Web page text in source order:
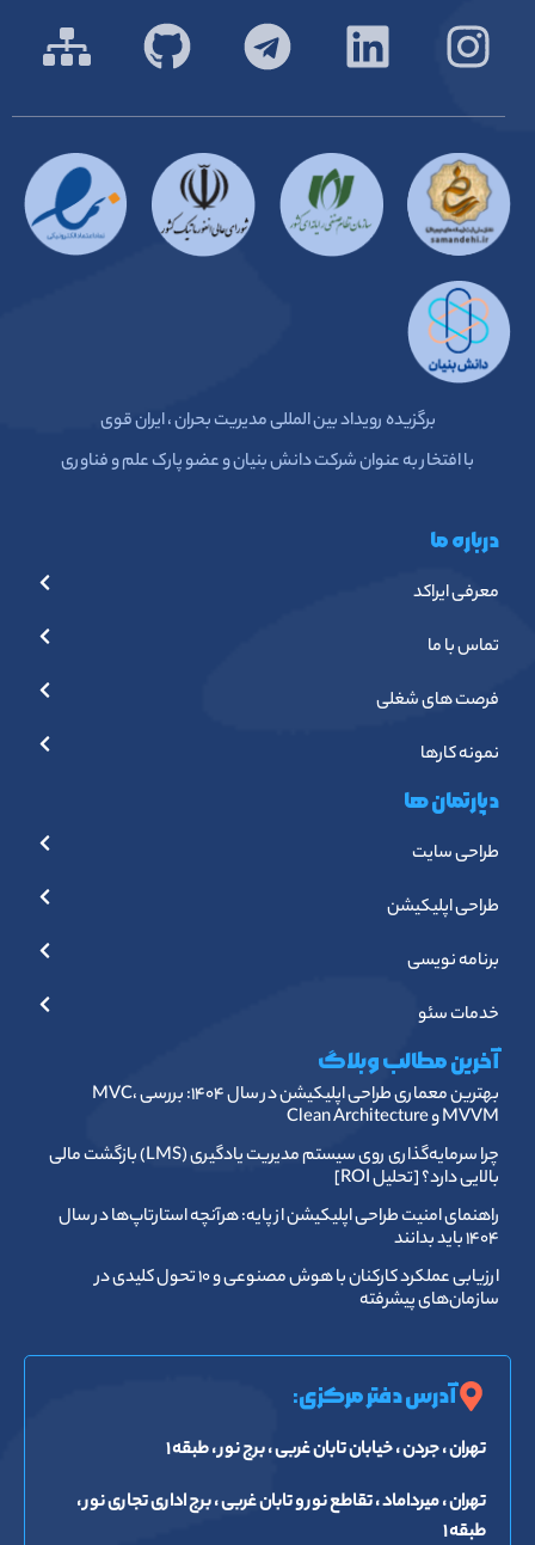
درباره ما
معرفی ایراکد
تماس با ما
فرصت های شغلی
نمونه کارها
دپارتمان ها
طراحی سایت
طراحی اپلیکیشن
برنامه نویسی
خدمات سئو
آخرین مطالب وبلاگ
بهترین معماری طراحی اپلیکیشن در سال ۱۴۰۴: بررسی MVC،
MVVM و Clean Architecture
چرا سرمایه‌گذاری روی سیستم مدیریت یادگیری (LMS) بازگشت مالی
بالایی دارد؟ [تحلیل ROI]
راهنمای امنیت طراحی اپلیکیشن از پایه: هرآنچه استارتاپ‌ها در سال
۱۴۰۴ باید بدانند
ارزیابی عملکرد کارکنان با هوش مصنوعی و ۱۰ تحول کلیدی در
سازمان‌های پیشرفته
آدرس دفتر مرکزی:
تهران ، جردن ، خیابان تابان غربی ، برج نور ، طبقه ۱
تهران ، میرداماد ، تقاطع نور و تابان غربی ، برج اداری تجاری نور ،
طبقه ۱
برگزیده رویداد بین المللی مدیریت بحران ، ایران قوی
با افتخار به عنوان شرکت دانش بنیان و عضو پارک علم و فناوری